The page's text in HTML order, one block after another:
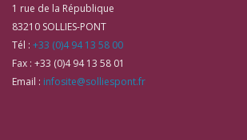
1 rue de la République
83210 SOLLIES-PONT
Tél : +33 (0)4 94 13 58 00
Fax : +33 (0)4 94 13 58 01
Email : infosite@solliespont.fr